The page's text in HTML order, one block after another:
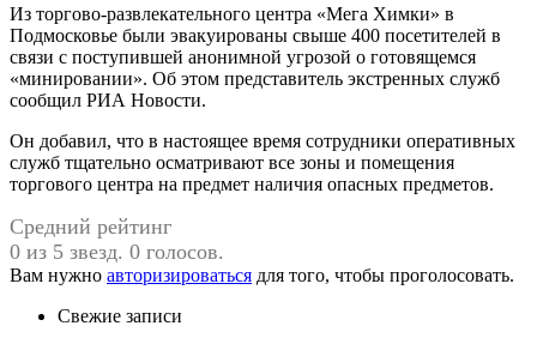
Из торгово-развлекательного центра «Мега Химки» в
Подмосковье были эвакуированы свыше 400 посетителей в
связи с поступившей анонимной угрозой о готовящемся
«минировании». Об этом представитель экстренных служб
сообщил РИА Новости.
Он добавил, что в настоящее время сотрудники оперативных
служб тщательно осматривают все зоны и помещения
торгового центра на предмет наличия опасных предметов.
Средний рейтинг
0 из 5 звезд. 0 голосов.
Вам нужно авторизироваться для того, чтобы проголосовать.
Свежие записи